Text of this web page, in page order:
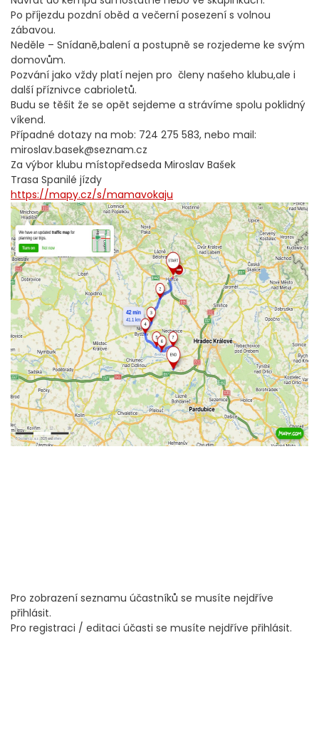
Po příjezdu pozdní oběd a večerní posezení s volnou
zábavou.
Neděle – Snídaně,balení a postupně se rozjedeme ke svým
domovům.
Pozvání jako vždy platí nejen pro členy našeho klubu,ale i
další příznivce cabrioletů.
Budu se těšit že se opět sejdeme a strávíme spolu poklidný
víkend.
Případné dotazy na mob: 724 275 583, nebo mail:
miroslav.basek@seznam.cz
Za výbor klubu místopředseda Miroslav Bašek
Trasa Spanilé jízdy
https://mapy.cz/s/mamavokaju
Pro zobrazení seznamu účastníků se musíte nejdříve
přihlásit.
Pro registraci / editaci účasti se musíte nejdříve přihlásit.